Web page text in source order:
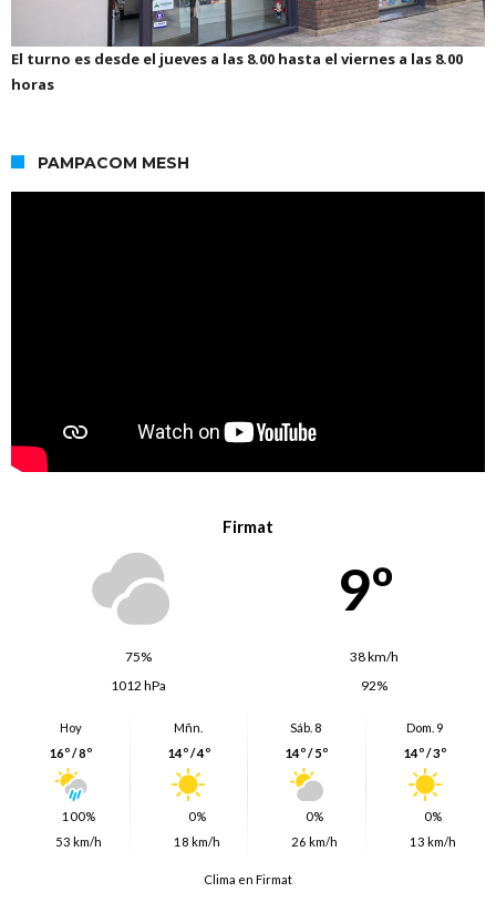
El turno es desde el jueves a las 8.00 hasta el viernes a las 8.00
horas
PAMPACOM MESH
Firmat
9º
75%
38 km/h
1012 hPa
92%
Hoy
16º / 8º
100%
53 km/h
Mñn.
14º / 4º
0%
18 km/h
Sáb. 8
14º / 5º
0%
26 km/h
Dom. 9
14º / 3º
0%
13 km/h
Clima en Firmat